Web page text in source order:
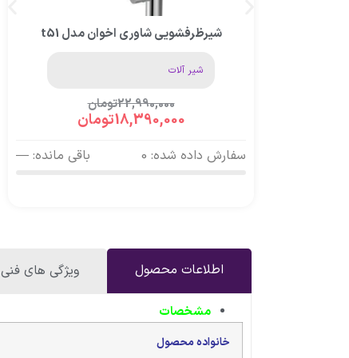
شیرظرفشویی شاوری اخوان مدل t51
شیر آلات
22,990,000تومان
18,390,000تومان
سفارش داده شده: 0 باقی مانده: —
اطلاعات محصول ویژگی های فنی
مشخصات
خانواده محصول